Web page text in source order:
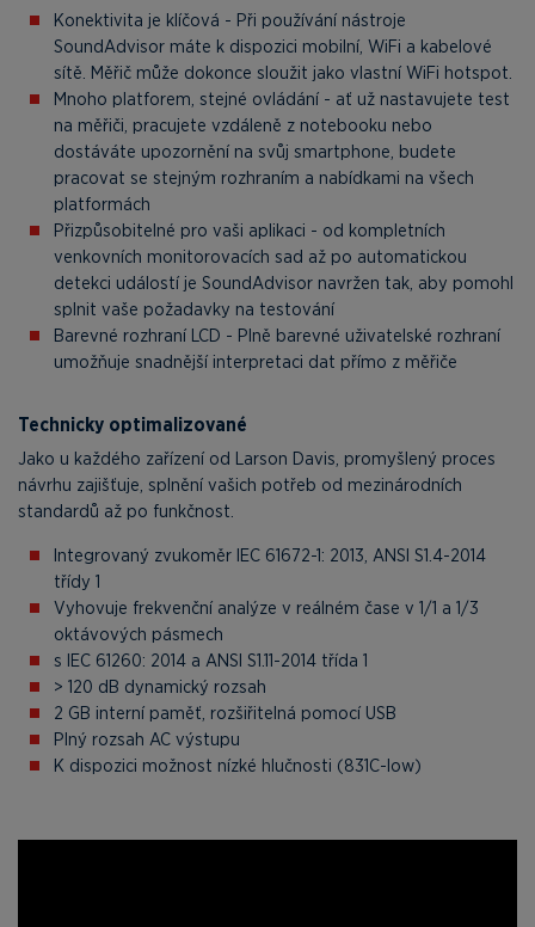
Konektivita je klíčová - Při používání nástroje
SoundAdvisor máte k dispozici mobilní, WiFi a kabelové
sítě. Měřič může dokonce sloužit jako vlastní WiFi hotspot.
Mnoho platforem, stejné ovládání - ať už nastavujete test
na měřiči, pracujete vzdáleně z notebooku nebo
dostáváte upozornění na svůj smartphone, budete
pracovat se stejným rozhraním a nabídkami na všech
platformách
Přizpůsobitelné pro vaši aplikaci - od kompletních
venkovních monitorovacích sad až po automatickou
detekci událostí je SoundAdvisor navržen tak, aby pomohl
splnit vaše požadavky na testování
Barevné rozhraní LCD - Plně barevné uživatelské rozhraní
umožňuje snadnější interpretaci dat přímo z měřiče
Technicky optimalizované
Jako u každého zařízení od Larson Davis, promyšlený proces
návrhu zajišťuje, splnění vašich potřeb od mezinárodních
standardů až po funkčnost.
Integrovaný zvukoměr IEC 61672-1: 2013, ANSI S1.4-2014
třídy 1
Vyhovuje frekvenční analýze v reálném čase v 1/1 a 1/3
oktávových pásmech
s IEC 61260: 2014 a ANSI S1.11-2014 třída 1
> 120 dB dynamický rozsah
2 GB interní paměť, rozšiřitelná pomocí USB
Plný rozsah AC výstupu
K dispozici možnost nízké hlučnosti (831C-low)